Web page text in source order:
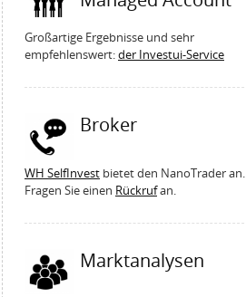
Großartige Ergebnisse und sehr
empfehlenswert:der Investui-Service
Broker
WH SelfInvest bietet den NanoTrader an.
Fragen Sie einen Rückrufan.
Marktanalysen